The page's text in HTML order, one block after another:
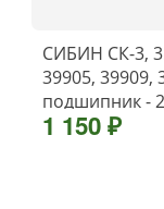
СИБИН СК-3,
39905, 39909,
подшипник -
(39910-3)
1 150 ₽